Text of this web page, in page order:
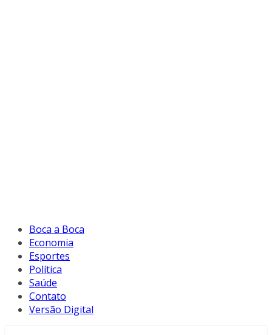
Boca a Boca
Economia
Esportes
Política
Saúde
Contato
Versão Digital